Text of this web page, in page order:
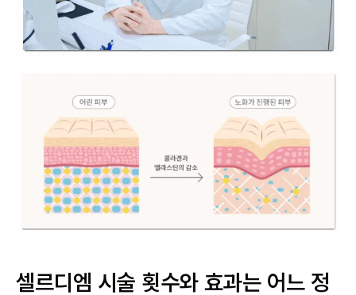
셀르디엠 시술 횟수와 효과는 어느 정